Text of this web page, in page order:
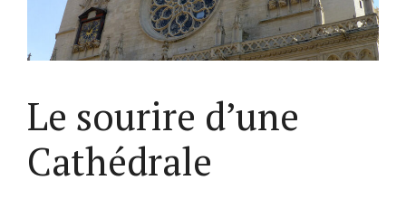
Le sourire d’une
Cathédrale